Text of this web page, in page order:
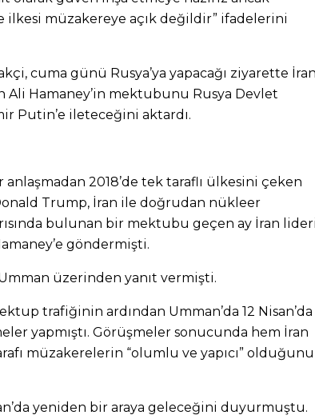
ilkesi müzakereye açık değildir” ifadelerini
cuma günü Rusya’ya yapacağı ziyarette İran
Ali Hamaney’in mektubunu Rusya Devlet
Putin’e ileteceğini aktardı.
2018’de tek taraflı ülkesini çeken
Trump, İran ile doğrudan nükleer
bulunan bir mektubu geçen ay İran lideri
göndermişti.
üzerinden yanıt vermişti.
trafiğinin ardından Umman’da 12 Nisan’da
yapmıştı. Görüşmeler sonucunda hem İran
müzakerelerin “olumlu ve yapıcı” olduğunu
yeniden bir araya geleceğini duyurmuştu.